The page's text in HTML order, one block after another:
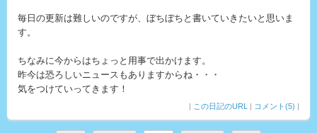
毎日の更新は難しいのですが、ぼちぼちと書いていきたいと思いま
す。
ちなみに今からはちょっと用事で出かけます。
昨今は恐ろしいニュースもありますからね・・・
気をつけていってきます！
| この日記のURL | コメント(5) |